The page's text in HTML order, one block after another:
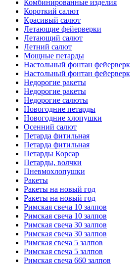
Комбинированные изделия
Короткий салют
Красивый салют
Летающие фейерверки
Летающий салют
Летний салют
Мощные петарды
Настольный фонтан фейерверк
Настольный фонтан фейерверк
Недорогие ракеты
Недорогие ракеты
Недорогие салюты
Новогодние петарды
Новогодние хлопушки
Осенний салют
Петарда фитильная
Петарда фитильная
Петарды Корсар
Петарды, волчки
Пневмохлопушки
Ракеты
Ракеты на новый год
Ракеты на новый год
Римская свеча 10 залпов
Римская свеча 10 залпов
Римская свеча 30 залпов
Римская свеча 30 залпов
Римская свеча 5 залпов
Римская свеча 5 залпов
Римская свеча 660 залпов